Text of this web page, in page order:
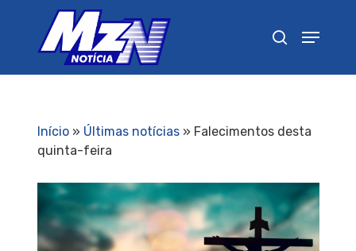
Início» Últimas notícias» Falecimentos desta
quinta-feira